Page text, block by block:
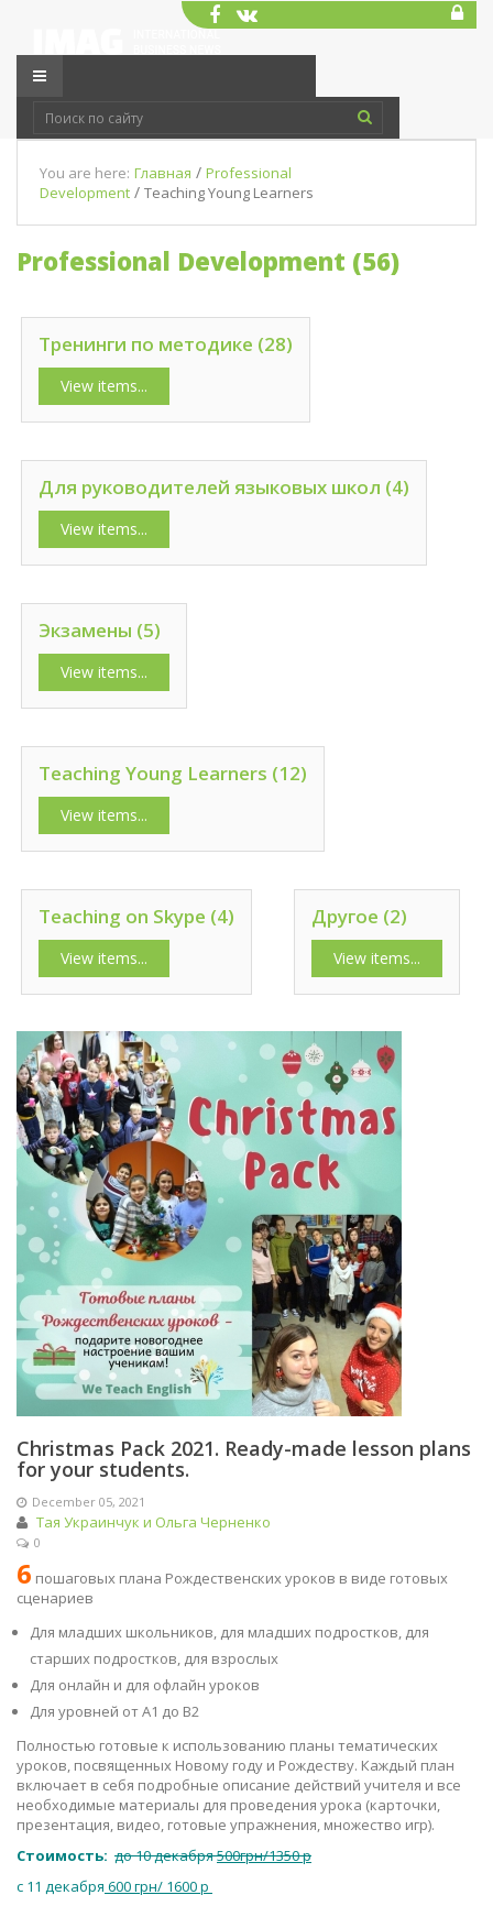
You are here: Главная / Professional
Development / Teaching Young Learners
Professional Development (56)
Тренинги по методике (28)
View items...
Для руководителей языковых школ (4)
View items...
Экзамены (5)
View items...
Teaching Young Learners (12)
View items...
Teaching on Skype (4)
View items...
Другое (2)
View items...
Christmas Pack 2021. Ready-made lesson plans
for your students.
December 05, 2021
Тая Украинчук и Ольга Черненко
0
6 пошаговых плана Рождественских уроков в виде готовых
сценариев
Для младших школьников, для младших подростков, для
старших подростков, для взрослых
Для онлайн и для офлайн уроков
Для уровней от A1 до B2
Полностью готовые к использованию планы тематических
уроков, посвященных Новому году и Рождеству. Каждый план
включает в себя подробные описание действий учителя и все
необходимые материалы для проведения урока (карточки,
презентация, видео, готовые упражнения, множество игр).
Стоимость: до 10 декабря500грн/1350 р
c 11 декабря 600 грн/ 1600 р